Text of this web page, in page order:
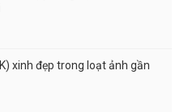
xinh đẹp trong loạt ảnh gần